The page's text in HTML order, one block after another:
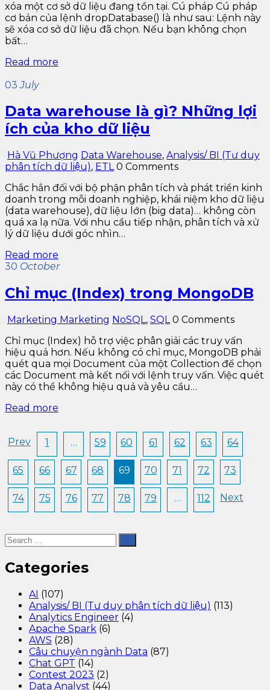
xóa một cơ sở dữ liệu đang tồn tại. Cú pháp Cú pháp
cơ bản của lệnh dropDatabase() là như sau: Lệnh này
sẽ xóa cơ sở dữ liệu đã chọn. Nếu bạn không chọn
bất…
Read more
03July
Data warehouse là gì? Những lợi
ích của kho dữ liệu
Hà Vũ Phượng Data Warehouse, Analysis/ BI (Tư duy
phân tích dữ liệu), ETL0 Comments
Chắc hẳn đối với bộ phận phân tích và phát triển kinh
doanh trong mỗi doanh nghiệp, khái niệm kho dữ liệu
(data warehouse), dữ liệu lớn (big data)… không còn
quá xa lạ nữa. Với nhu cầu tiếp nhận, phân tích và xử
lý dữ liệu dưới góc nhìn…
Read more
30 October
Chỉ mục (Index) trong MongoDB
Marketing Marketing NoSQL, SQL0 Comments
Chỉ mục (Index) hỗ trợ việc phân giải các truy vấn
hiệu quả hơn. Nếu không có chỉ mục, MongoDB phải
quét qua mọi Document của một Collection để chọn
các Document mà kết nối với lệnh truy vấn. Việc quét
này có thể không hiệu quả và yêu cầu…
Read more
Prev 1 … 59 60 61 62 63 64
65 66 67 68 69 70 71 72 73
74 75 76 77 78 79 … 112 Next
Categories
AI (107)
Analysis/ BI (Tư duy phân tích dữ liệu) (113)
Analytics Engineer (4)
Apache Spark (6)
AWS (28)
Câu chuyện ngành Data (87)
Chat GPT (14)
Contest 2023 (2)
Data Analyst (44)